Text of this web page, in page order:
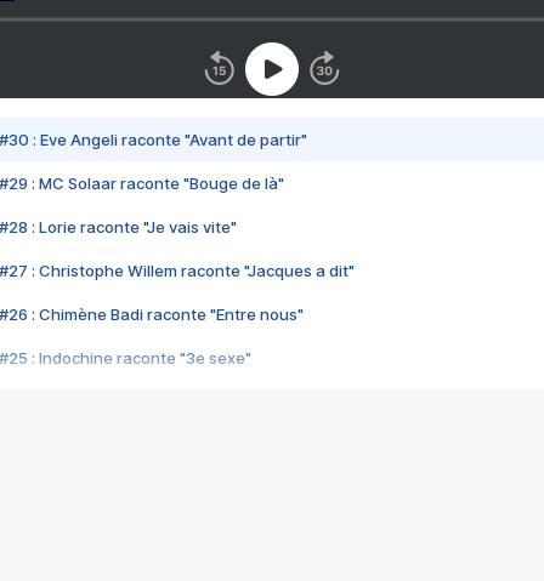
#30 : Eve Angeli raconte "Avant de partir"
#29 : MC Solaar raconte "Bouge de là"
#28 : Lorie raconte "Je vais vite"
#27 : Christophe Willem raconte "Jacques a dit"
#26 : Chimène Badi raconte "Entre nous"
#25 : Indochine raconte "3e sexe"